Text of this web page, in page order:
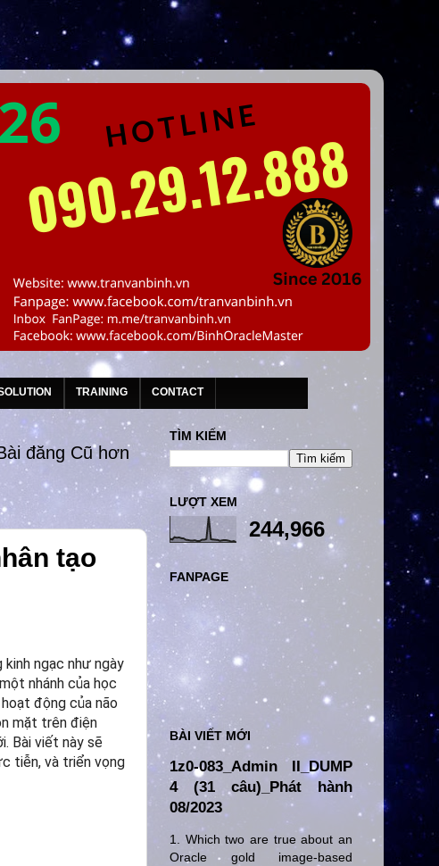
TRAINING CONTACT
đăng Cũ hơn
tạo
ngạc như ngày
nhánh của học
động của não
mặt trên điện
Bài viết này sẽ
tiễn, và triển vọng
TÌM KIẾM
LƯỢT XEM
244,966
FANPAGE
BÀI VIẾT MỚI
1z0-083_Admin II_DUMP
4 (31 câu)_Phát hành
08/2023
1. Which two are true about an
Oracle gold image-based